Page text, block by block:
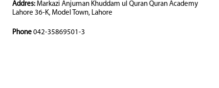
Addres: Markazi Anjuman Khuddam ul Quran Quran Academy
Lahore 36-K, Model Town, Lahore
Phone 042-35869501-3